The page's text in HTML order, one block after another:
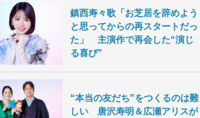
鎮西寿々歌「お芝居を辞めよう
と思ってからの再スタートだっ
た」 主演作で再会した“演じ
る喜び”
“本当の友だち”をつくるのは難
しい 唐沢寿明＆広瀬アリスが